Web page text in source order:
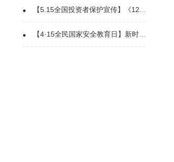
【5.15全国投资者保护宣传】《12386服务平台投诉指南》
【4·15全民国家安全教育日】新时代国家安全体系16种安全